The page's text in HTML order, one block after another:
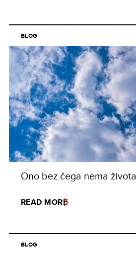
BLOG
Ono bez čega nema života
READ MORE
BLOG